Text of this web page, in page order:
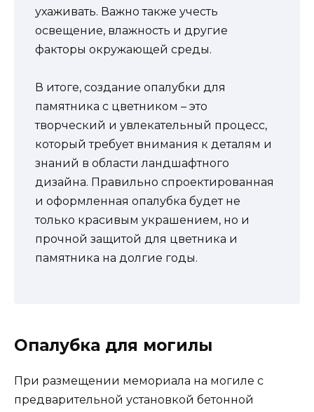
ухаживать. Важно также учесть
освещение, влажность и другие
факторы окружающей среды.
В итоге, создание опалубки для
памятника с цветником – это
творческий и увлекательный процесс,
который требует внимания к деталям и
знаний в области ландшафтного
дизайна. Правильно спроектированная
и оформленная опалубка будет не
только красивым украшением, но и
прочной защитой для цветника и
памятника на долгие годы.
Опалубка для могилы
При размещении мемориала на могиле с
предварительной установкой бетонной